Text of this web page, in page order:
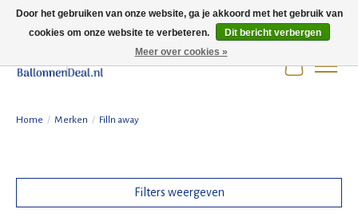
Wij zijn gesloten t/m 3 augustus i.v.m. de zomervakantie.
Home / Merken / Filln away
Filters weergeven
Door het gebruiken van onze website, ga je akkoord met het gebruik van
cookies om onze website te verbeteren.
Dit bericht verbergen
Meer over cookies »